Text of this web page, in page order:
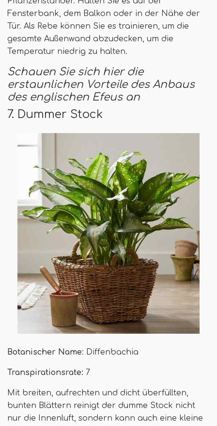
Fensterbank, dem Balkon oder in der Nähe der
Tür. Als Rebe können Sie es trainieren, um die
gesamte Außenwand abzudecken, um die
Temperatur niedrig zu halten.
Schauen Sie sich hier die
erstaunlichen Vorteile des Anbaus
des englischen Efeus an
7. Dummer Stock
Botanischer Name: Diffenbachia
Transpirationsrate: 7
Mit breiten, aufrechten und dicht überfüllten,
bunten Blättern reinigt der dumme Stock nicht
nur die Innenluft, sondern kann auch eine kleine